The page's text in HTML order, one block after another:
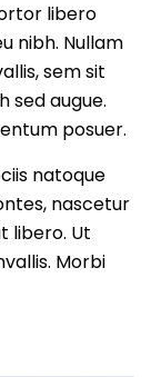
libero
nibh. Nullam
sem sit
sed augue.
posuer.
natoque
nascetur
libero. Ut
Morbi